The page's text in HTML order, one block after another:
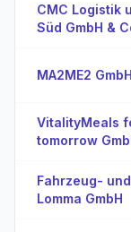
CMC Logistik
Süd GmbH &
MA2ME2 GmbH
VitalityMeals
tomorrow
Fahrzeug-
Lomma GmbH